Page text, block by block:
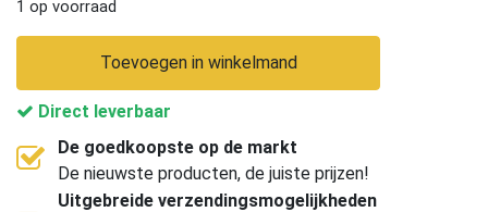
1 op voorraad
Toevoegen in winkelmand
Direct leverbaar
De goedkoopste op de markt
De nieuwste producten, de juiste prijzen!
Uitgebreide verzendingsmogelijkheden